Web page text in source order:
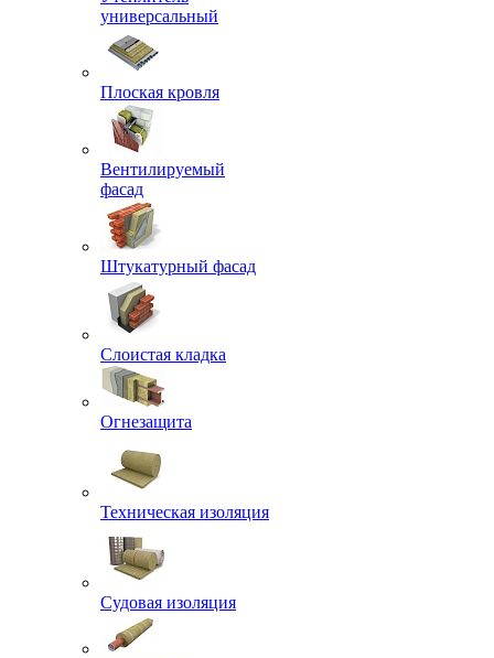
универсальный
Плоская кровля
Вентилируемый
фасад
Штукатурный фасад
Слоистая кладка
Огнезащита
Техническая изоляция
Судовая изоляция